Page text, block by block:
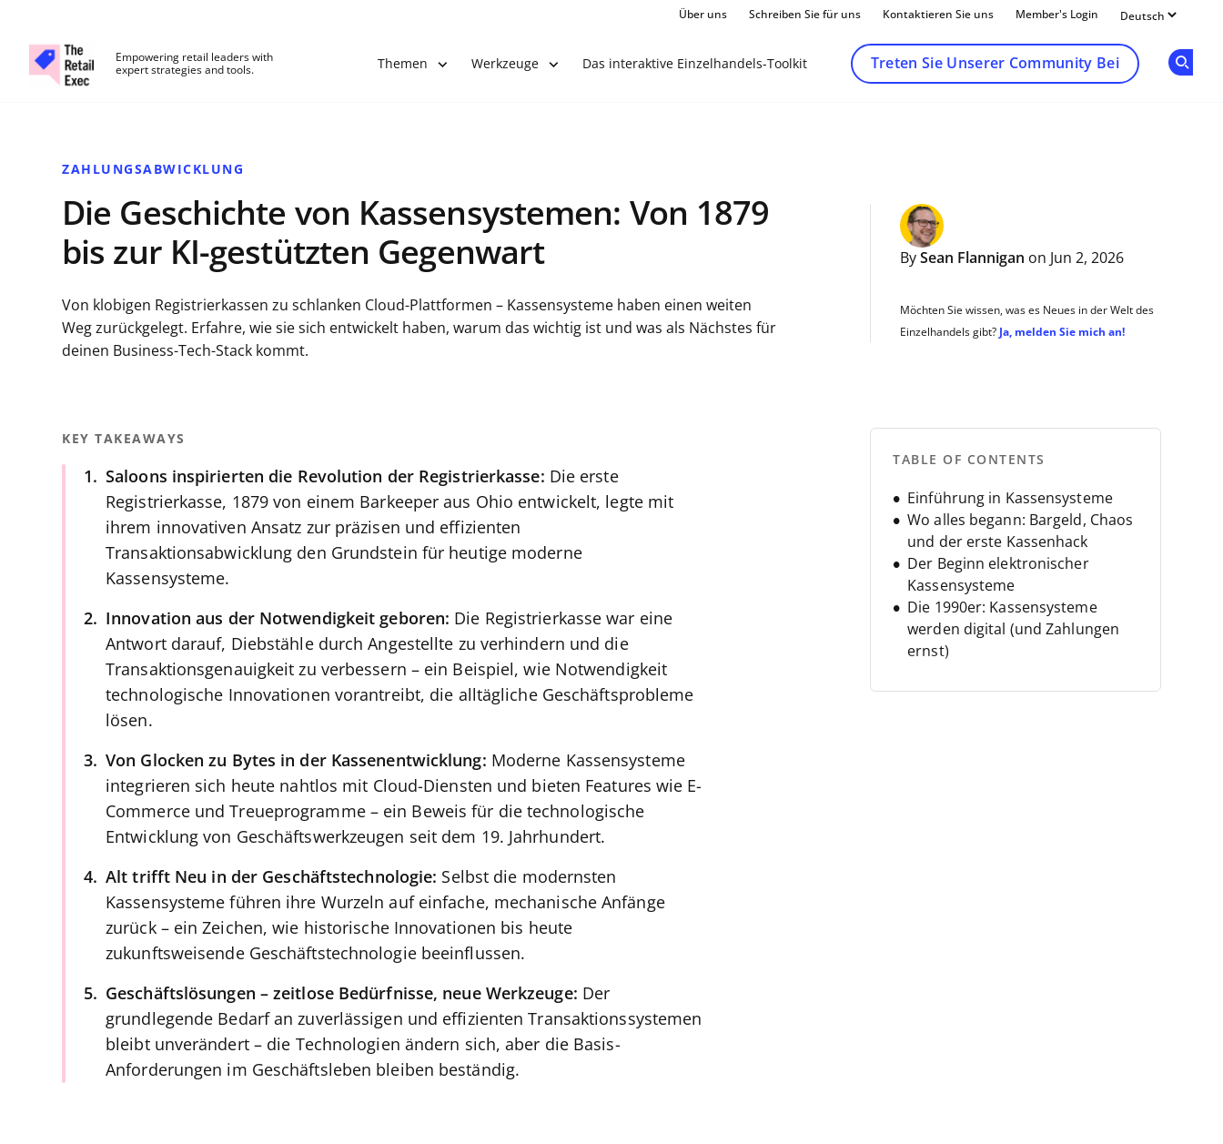
Über uns Schreiben Sie für uns Kontaktieren Sie uns Member's Login
Empowering retail leaders with
expert strategies and tools.
Themen Werkzeuge Das interaktive Einzelhandels-Toolkit Treten Sie Unserer Community Bei
ZAHLUNGSABWICKLUNG
Die Geschichte von Kassensystemen: Von 1879
bis zur KI-gestützten Gegenwart
By Sean Flannigan on Jun 2, 2026
Möchten Sie wissen, was es Neues in der Welt des
Einzelhandels gibt? Ja, melden Sie mich an!
Von klobigen Registrierkassen zu schlanken Cloud-Plattformen – Kassensysteme haben einen weiten
Weg zurückgelegt. Erfahre, wie sie sich entwickelt haben, warum das wichtig ist und was als Nächstes für
deinen Business-Tech-Stack kommt.
KEY TAKEAWAYS
Saloons inspirierten die Revolution der Registrierkasse: Die erste
Registrierkasse, 1879 von einem Barkeeper aus Ohio entwickelt, legte mit
ihrem innovativen Ansatz zur präzisen und effizienten
Transaktionsabwicklung den Grundstein für heutige moderne
Kassensysteme.
Innovation aus der Notwendigkeit geboren: Die Registrierkasse war eine
Antwort darauf, Diebstähle durch Angestellte zu verhindern und die
Transaktionsgenauigkeit zu verbessern – ein Beispiel, wie Notwendigkeit
technologische Innovationen vorantreibt, die alltägliche Geschäftsprobleme
lösen.
Von Glocken zu Bytes in der Kassenentwicklung: Moderne Kassensysteme
integrieren sich heute nahtlos mit Cloud-Diensten und bieten Features wie E-
Commerce und Treueprogramme – ein Beweis für die technologische
Entwicklung von Geschäftswerkzeugen seit dem 19. Jahrhundert.
Alt trifft Neu in der Geschäftstechnologie: Selbst die modernsten
Kassensysteme führen ihre Wurzeln auf einfache, mechanische Anfänge
zurück – ein Zeichen, wie historische Innovationen bis heute
zukunftsweisende Geschäftstechnologie beeinflussen.
Geschäftslösungen – zeitlose Bedürfnisse, neue Werkzeuge: Der
grundlegende Bedarf an zuverlässigen und effizienten Transaktionssystemen
bleibt unverändert – die Technologien ändern sich, aber die Basis-
Anforderungen im Geschäftsleben bleiben beständig.
TABLE OF CONTENTS
Einführung in Kassensysteme
Wo alles begann: Bargeld, Chaos
und der erste Kassenhack
Der Beginn elektronischer
Kassensysteme
Die 1990er: Kassensysteme
werden digital (und Zahlungen
ernst)
Kassensysteme und der Aufstieg